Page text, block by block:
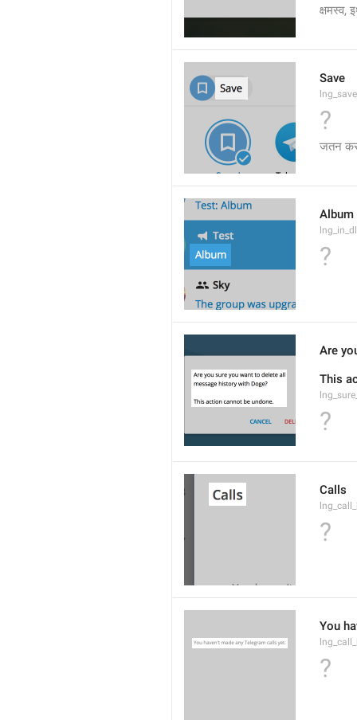
क्षमस्व,
Save
?
जतन
Album
?
Are
This
?
Calls
?
You
?